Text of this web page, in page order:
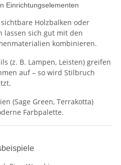
Einrichtungselementen
Holzbalken oder
lassen sich gut mit den
kombinieren.
(z. B. Lampen, Leisten) greifen
auf – so wird Stilbruch
(Sage Green, Terrakotta)
Farbpalette.